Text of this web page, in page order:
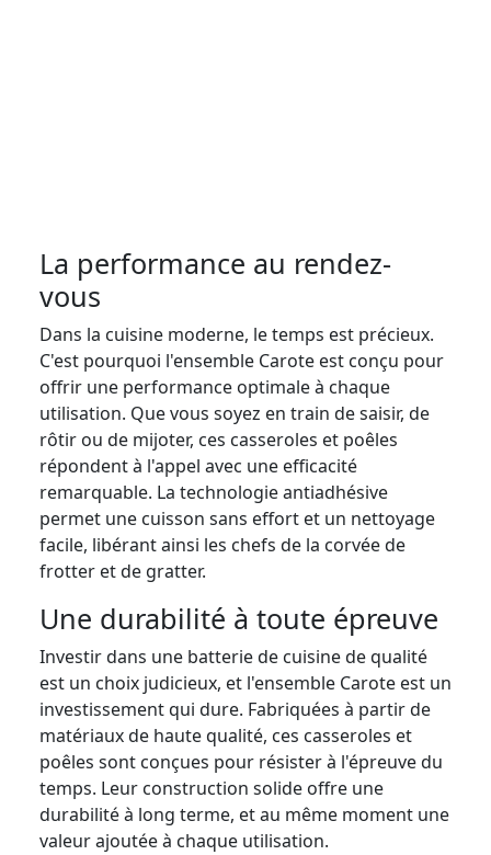
La performance au rendez-
vous
Dans la cuisine moderne, le temps est précieux.
C'est pourquoi l'ensemble Carote est conçu pour
offrir une performance optimale à chaque
utilisation. Que vous soyez en train de saisir, de
rôtir ou de mijoter, ces casseroles et poêles
répondent à l'appel avec une efficacité
remarquable. La technologie antiadhésive
permet une cuisson sans effort et un nettoyage
facile, libérant ainsi les chefs de la corvée de
frotter et de gratter.
Une durabilité à toute épreuve
Investir dans une batterie de cuisine de qualité
est un choix judicieux, et l'ensemble Carote est un
investissement qui dure. Fabriquées à partir de
matériaux de haute qualité, ces casseroles et
poêles sont conçues pour résister à l'épreuve du
temps. Leur construction solide offre une
durabilité à long terme, et au même moment une
valeur ajoutée à chaque utilisation.